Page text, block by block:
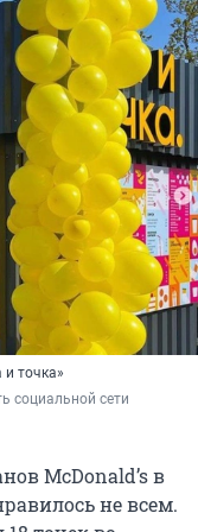
и точка»
социальной сети
McDonald’s в
не всем.